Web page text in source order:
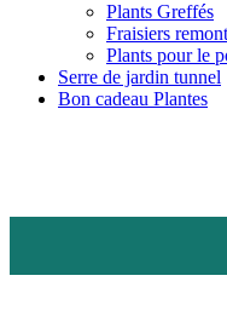
Plants Greffés
Fraisiers
Plants pour le
Serre de jardin tunnel
Bon cadeau Plantes